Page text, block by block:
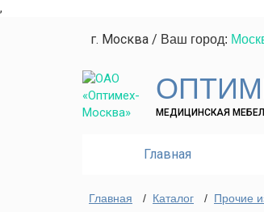
,
г. Москва / Ваш город:
МЕДИЦИНСКАЯ
Главная
Главная / Каталог / Прочие